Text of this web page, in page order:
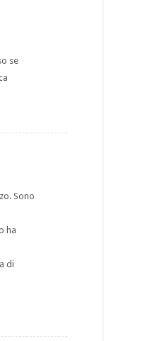
se
Sono
ha
di